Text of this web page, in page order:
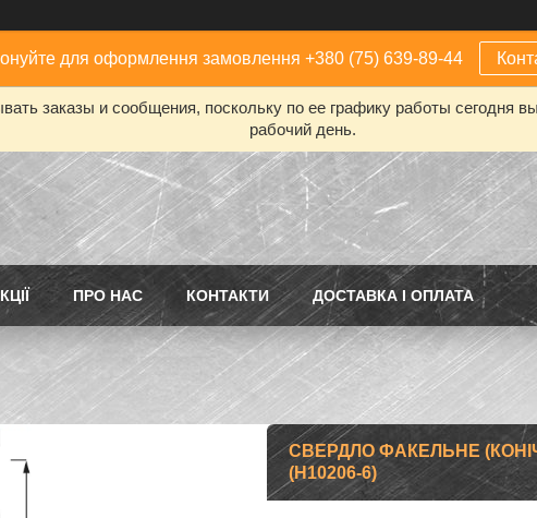
для оформлення замовлення +380 (75) 639-89-44
заказы и сообщения, поскольку по ее графику работы сегодня
рабочий день.
ПРО НАС КОНТАКТИ ДОСТАВКА І ОПЛАТА
СВЕРДЛО ФАКЕЛЬНЕ
(H10206-6)